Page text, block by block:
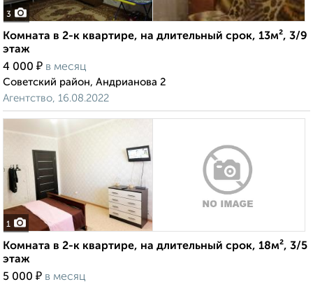
3
Комната в 2-к квартире, на длительный срок, 13м², 3/9
этаж
4 000 ₽ в месяц
Советский район, Андрианова 2
Агентство, 16.08.2022
1
Комната в 2-к квартире, на длительный срок, 18м², 3/5
этаж
5 000 ₽ в месяц